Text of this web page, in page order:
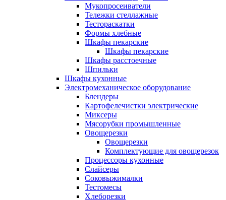
Мукопросеиватели
Тележки стеллажные
Тестораскатки
Формы хлебные
Шкафы пекарские
Шкафы пекарские
Шкафы расстоечные
Шпильки
Шкафы кухонные
Электромеханическое оборудование
Блендеры
Картофелечистки электрические
Миксеры
Мясорубки промышленные
Овощерезки
Овощерезки
Комплектующие для овощерезок
Процессоры кухонные
Слайсеры
Соковыжималки
Тестомесы
Хлеборезки